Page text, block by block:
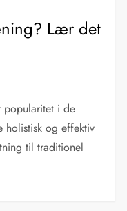
Lær det
popularitet i de
holistisk og effektiv
til traditionel